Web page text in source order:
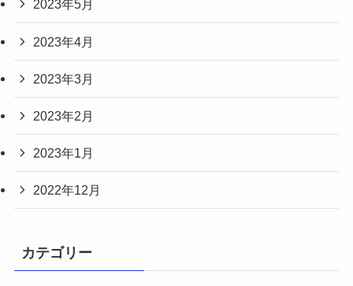
2023年5月
2023年4月
2023年3月
2023年2月
2023年1月
2022年12月
カテゴリー